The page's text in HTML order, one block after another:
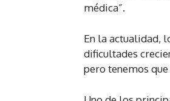
médica”.
En la actualidad,
dificultades
pero tenemos